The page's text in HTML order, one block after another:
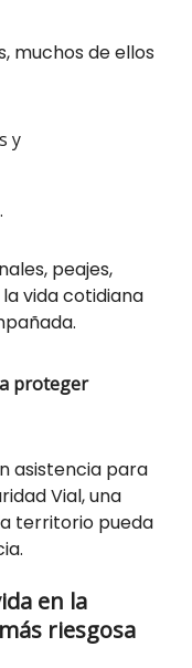
muchos de ellos
y
peajes,
vida cotidiana
proteger
asistencia para
Vial, una
territorio pueda
en la
riesgosa